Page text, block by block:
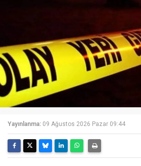
Yayınlanma: 09 Ağustos 2026 Pazar 09:44